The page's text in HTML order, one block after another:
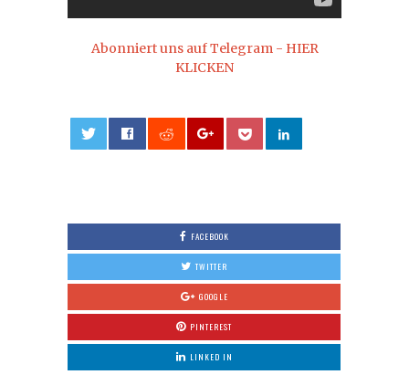
Abonniert uns auf Telegram - HIER
KLICKEN
FACEBOOK
TWITTER
GOOGLE
PINTEREST
LINKED IN